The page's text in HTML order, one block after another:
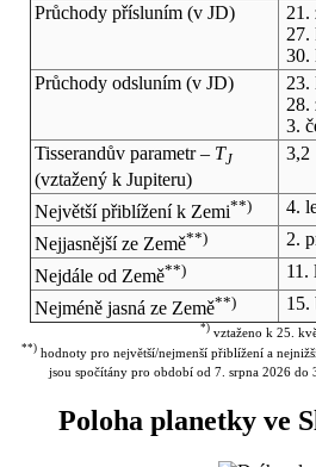
Průchody přísluním (v JD) 21.
27.
30.
Průchody odsluním (v JD) 23.
28.
3.
Tisserandův parametr – TJ
(vztažený k Jupiteru)
3,2
Největší přiblížení k Zemi**) 4.
Nejjasnější ze Země**) 2.
Nejdále od Země**) 11.
Nejméně jasná ze Země**) 15.
*)vztaženo k 25.
**) hodnoty pro největší/nejmenší přiblížení a
jsou spočítány pro období od 7. srpna 2026 do
Poloha planetky ve